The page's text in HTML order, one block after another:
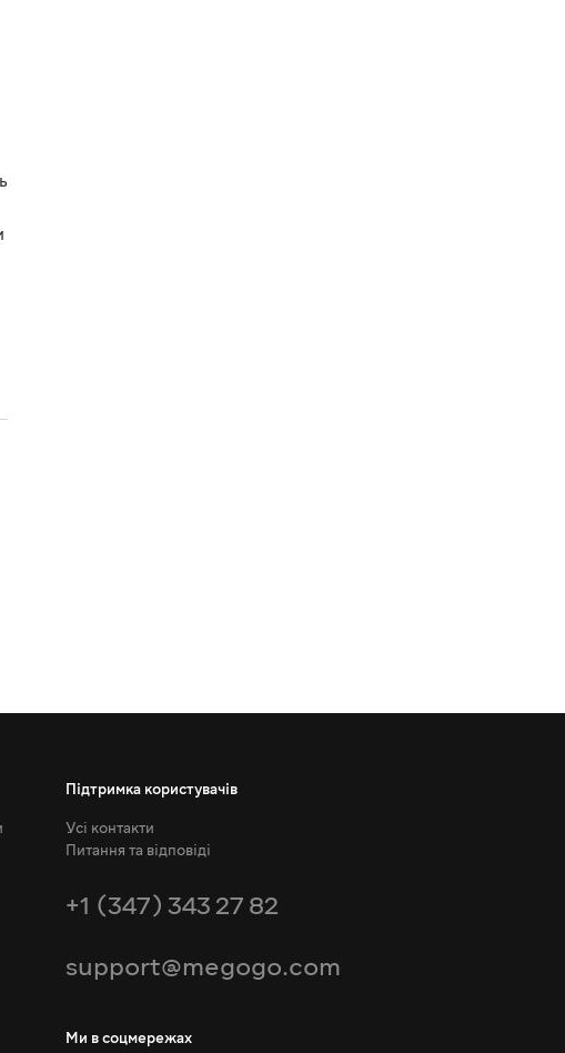
Підтримка користувачів
Усі контакти
Питання та відповіді
+1 (347) 343 27 82
support@megogo.com
Ми в соцмережах